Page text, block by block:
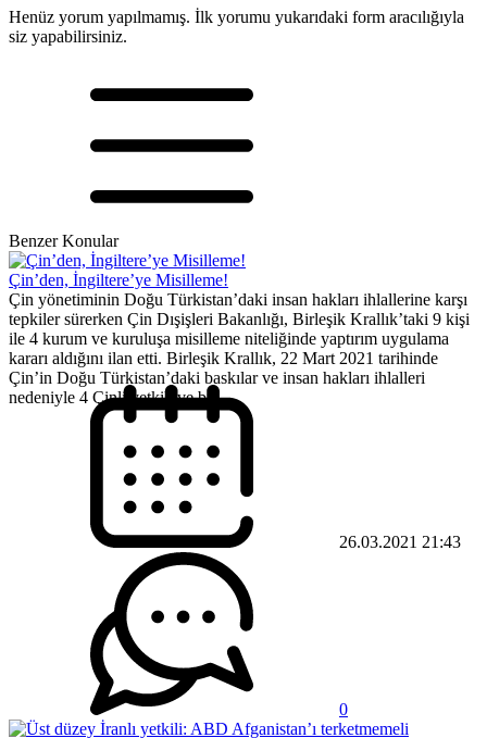
Henüz yorum yapılmamış. İlk yorumu yukarıdaki form aracılığıyla
siz yapabilirsiniz.
Benzer Konular
Çin’den, İngiltere’ye Misilleme!
Çin yönetiminin Doğu Türkistan’daki insan hakları ihlallerine karşı
tepkiler sürerken Çin Dışişleri Bakanlığı, Birleşik Krallık’taki 9 kişi
ile 4 kurum ve kuruluşa misilleme niteliğinde yaptırım uygulama
kararı aldığını ilan etti. Birleşik Krallık, 22 Mart 2021 tarihinde
Çin’in Doğu Türkistan’daki baskılar ve insan hakları ihlalleri
nedeniyle 4 Çinli yetkili ve bir...
26.03.2021 21:43
0